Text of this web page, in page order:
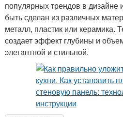
популярных трендов в дизайне
быть сделан из различных
металл, пластик или керамика.
создает эффект глубины и
элегантной и стильной.